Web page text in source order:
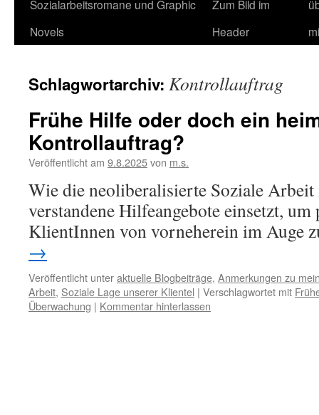
Sozialarbeitsromane und Graphic
Novels
Zum Bild im
Header
Schlagwortarchiv: Kontrollauftrag
Frühe Hilfe oder doch ein
Kontrollauftrag?
Veröffentlicht am 9.8.2025von m.s.
Wie die neoliberalisierte Soziale Arbeit
verstandene Hilfeangebote einsetzt,
KlientInnen von vorneherein im Auge
→
Veröffentlicht unteraktuelle Blogbeiträge, Anmerkungen zu
Arbeit, Soziale Lage unserer Klientel | Verschlagwortet mit
Überwachung | Kommentar hinterlassen